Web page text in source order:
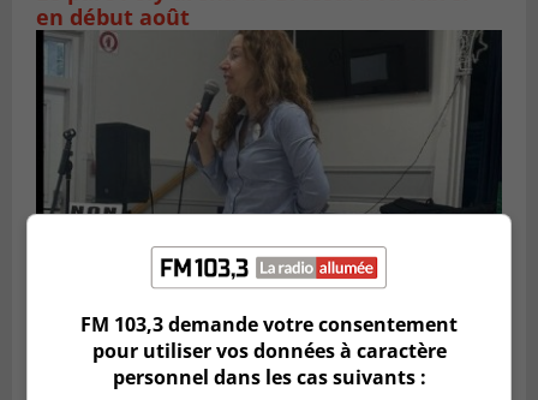
en début août
Publié le 6 juillet 2026 à 11h18
Climat Québec dévoile deux candidats
pour l’Agglomération
FM 103,3 demande votre consentement
pour utiliser vos données à caractère
personnel dans les cas suivants :